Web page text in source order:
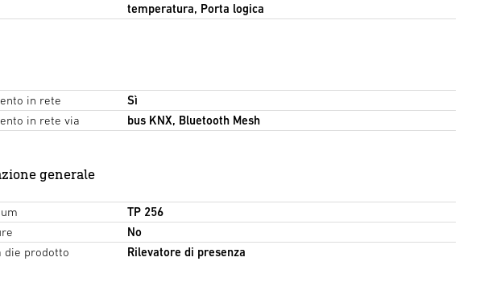
temperatura, Porta logica
in rete
Sì
in rete via
bus KNX, Bluetooth Mesh
generale
TP 256
No
die prodotto
Rilevatore di presenza